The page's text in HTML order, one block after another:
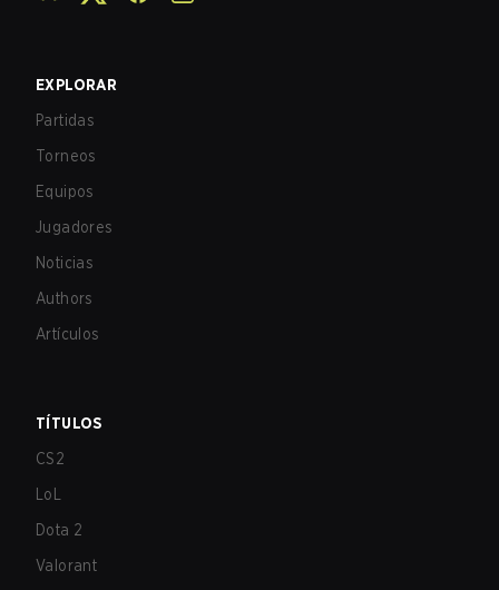
EXPLORAR
Partidas
Torneos
Equipos
Jugadores
Noticias
Authors
Artículos
TÍTULOS
CS2
LoL
Dota 2
Valorant